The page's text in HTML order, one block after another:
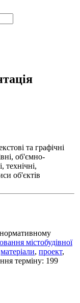
та графічні
об'ємно-
технічні,
об'єктів
нормативному
містобудівної
матеріали, проект,
терміну: 199